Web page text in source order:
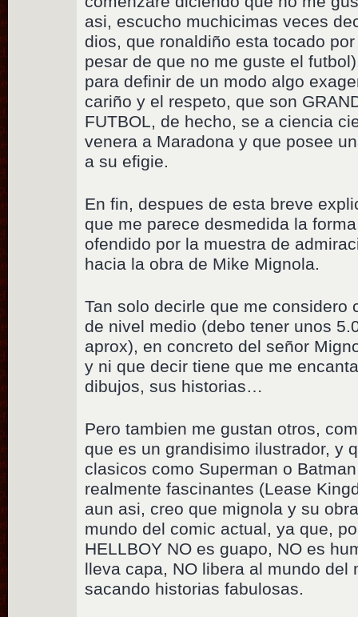
asi, escucho muchicimas veces
dios, que ronaldiño esta tocado
pesar de que no me guste el
para definir de un modo algo
cariño y el respeto, que son
FUTBOL, de hecho, se a ciencia
venera a Maradona y que posee
a su efigie.
En fin, despues de esta breve
que me parece desmedida la
ofendido por la muestra de
hacia la obra de Mike Mignola.
Tan solo decirle que me considero
de nivel medio (debo tener unos
aprox), en concreto del señor
y ni que decir tiene que me
dibujos, sus historias…
Pero tambien me gustan otros,
que es un grandisimo ilustrador, y
clasicos como Superman o
realmente fascinantes (Lease
aun asi, creo que mignola y su
mundo del comic actual, ya que,
HELLBOY NO es guapo, NO es
lleva capa, NO libera al mundo del
sacando historias fabulosas.